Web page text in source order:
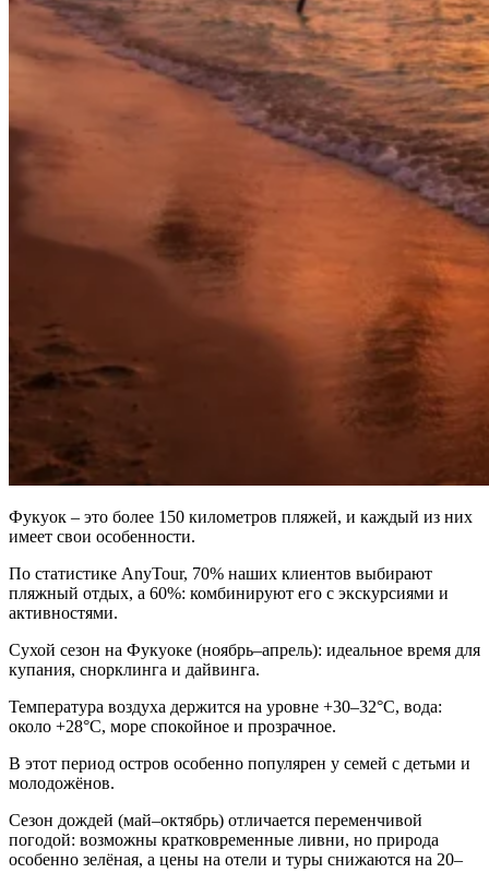
Фукуок – это более 150 километров пляжей, и каждый из них
имеет свои особенности.
По статистике AnyTour, 70% наших клиентов выбирают
пляжный отдых, а 60%: комбинируют его с экскурсиями и
активностями.
Сухой сезон на Фукуоке (ноябрь–апрель): идеальное время для
купания, снорклинга и дайвинга.
Температура воздуха держится на уровне +30–32°C, вода:
около +28°C, море спокойное и прозрачное.
В этот период остров особенно популярен у семей с детьми и
молодожёнов.
Сезон дождей (май–октябрь) отличается переменчивой
погодой: возможны кратковременные ливни, но природа
особенно зелёная, а цены на отели и туры снижаются на 20–